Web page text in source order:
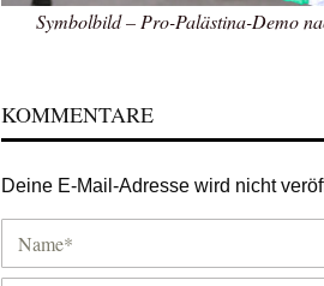
Symbolbild – Pro-Palästina-Demo
KOMMENTARE
Deine E-Mail-Adresse wird nicht